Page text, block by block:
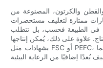
والقطن والكرتون، المصنوعة من
ممتازة لتغليف مستحضرات
في الطبيعة فحسب، بل تتطلب
علاوة على ذلك، يُمكن إنتاجها
بشهادات مثل FSC أو PEFC، مما يضمن إدارة الغابات بمسؤولية، مما